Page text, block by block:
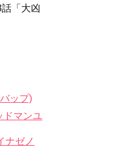
話「大凶
ップ)
ドマンユ
ナゼノ